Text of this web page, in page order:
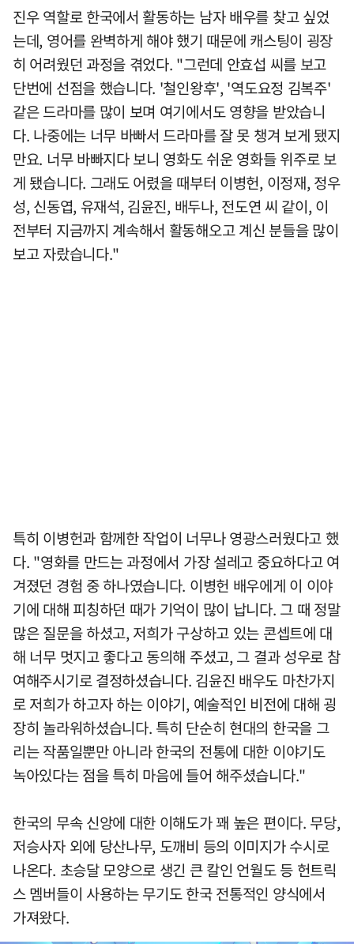
진우 역할로 한국에서 활동하는 남자 배우를 찾고 싶었
는데, 영어를 완벽하게 해야 했기 때문에 캐스팅이 굉장
히 어려웠던 과정을 겪었다. "그런데 안효섭 씨를 보고
단번에 선점을 했습니다. '철인왕후', '역도요정 김복주'
같은 드라마를 많이 보며 여기에서도 영향을 받았습니
다. 나중에는 너무 바빠서 드라마를 잘 못 챙겨 보게 됐지
만요. 너무 바빠지다 보니 영화도 쉬운 영화들 위주로 보
게 됐습니다. 그래도 어렸을 때부터 이병헌, 이정재, 정우
성, 신동엽, 유재석, 김윤진, 배두나, 전도연 씨 같이, 이
전부터 지금까지 계속해서 활동해오고 계신 분들을 많이
보고 자랐습니다."
특히 이병헌과 함께한 작업이 너무나 영광스러웠다고 했
다. "영화를 만드는 과정에서 가장 설레고 중요하다고 여
겨졌던 경험 중 하나였습니다. 이병헌 배우에게 이 이야
기에 대해 피칭하던 때가 기억이 많이 납니다. 그 때 정말
많은 질문을 하셨고, 저희가 구상하고 있는 콘셉트에 대
해 너무 멋지고 좋다고 동의해 주셨고, 그 결과 성우로 참
여해주시기로 결정하셨습니다. 김윤진 배우도 마찬가지
로 저희가 하고자 하는 이야기, 예술적인 비전에 대해 굉
장히 놀라워하셨습니다. 특히 단순히 현대의 한국을 그
리는 작품일뿐만 아니라 한국의 전통에 대한 이야기도
녹아있다는 점을 특히 마음에 들어 해주셨습니다."
한국의 무속 신앙에 대한 이해도가 꽤 높은 편이다. 무당,
저승사자 외에 당산나무, 도깨비 등의 이미지가 수시로
나온다. 초승달 모양으로 생긴 큰 칼인 언월도 등 헌트릭
스 멤버들이 사용하는 무기도 한국 전통적인 양식에서
가져왔다.